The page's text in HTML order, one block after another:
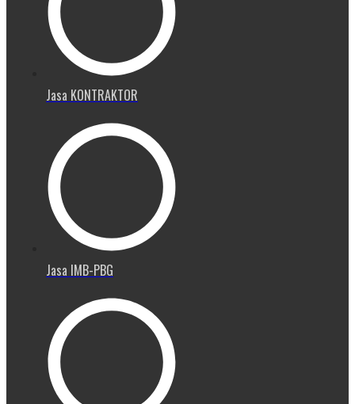
Jasa KONTRAKTOR
Jasa IMB-PBG